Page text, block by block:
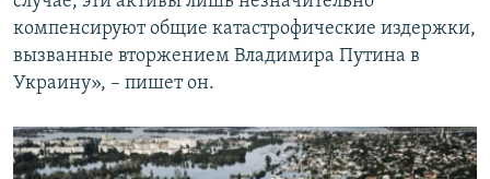
компенсируют общие катастрофические издержки,
вызванные вторжением Владимира Путина в
Украину», – пишет он.